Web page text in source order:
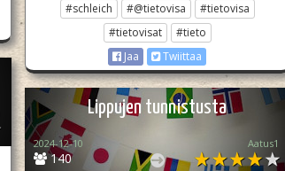
#schleich #@tietovisa
#tietovisa
#tietovisat
#tieto
Jaa
Twiittaa
Lippujen tunnistusta
140
2024-12-10 Aatus1